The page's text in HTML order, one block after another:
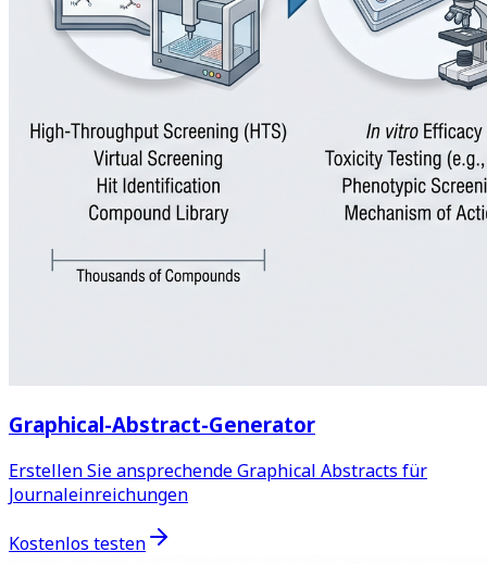
Graphical-Abstract-Generator
Erstellen Sie ansprechende Graphical Abstracts für
Journaleinreichungen
Kostenlos testen